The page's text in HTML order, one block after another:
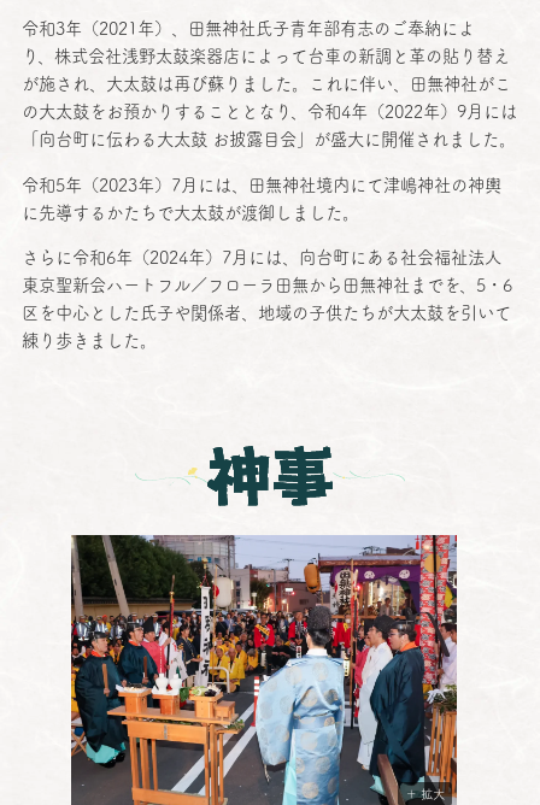
令和3年（2021年）、 田無神社氏子青年部有志 のご奉納 によ
り、 株式会社浅野太鼓楽器店 によって台車 の新調 と革の貼り替え
が施され、 大太鼓 は再び蘇りました。これに伴い、 田無神社 がこ
の大太鼓 をお預かりすることとなり、 令和4年（2022年）9月には
向台町に伝わる 大太鼓 お披露目会」が盛大 に 開催 されました。
令和5年（2023年）7月には、 田無神社境内 にて津嶋神社 の神輿
に 先導するかたちで大太鼓 が渡御 しました。
さらに 令和6年（2024年）7月には、 向台町にある 社会福祉法人
東京聖新会ハートフル／フローラ 田無から 田無神社 までを、5・6
区を中心とした 氏子 や 関係者 地域の子供たちが大太鼓 を引いて
練り歩きました。
神事
＋ 拡大